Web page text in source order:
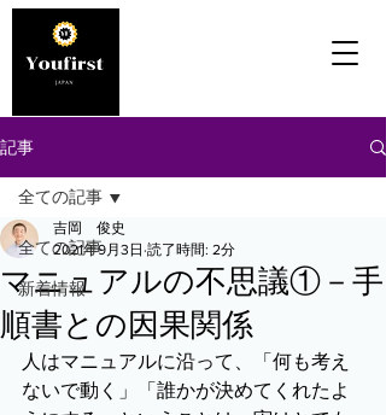
記事
全ての記事
新着情報
全ての記事
マニュアルの不思議①－手
順書との因果関係
吉岡 俊史
2021年9月3日 読了時間: 2分
人はマニュアルに沿って、「何も考え
ないで動く」「誰かが決めてくれたよ